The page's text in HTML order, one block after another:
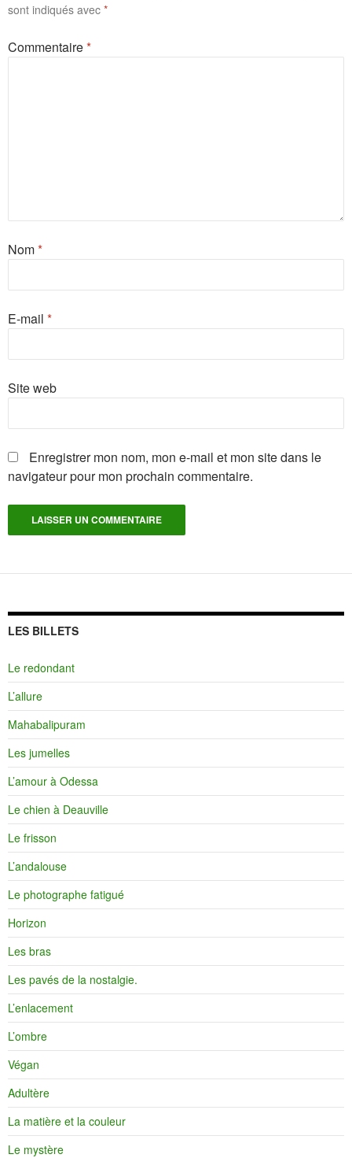
sont indiqués avec *
Commentaire*
Nom*
E-mail *
Site web
Enregistrer mon nom, mon e-mail et mon site dans le
navigateur pour mon prochain commentaire.
LES BILLETS
Le redondant
L’allure
Mahabalipuram
Les jumelles
L’amour à Odessa
Le chien à Deauville
Le frisson
L’andalouse
Le photographe fatigué
Horizon
Les bras
Les pavés de la nostalgie.
L’enlacement
L’ombre
Végan
Adultère
La matière et la couleur
Le mystère